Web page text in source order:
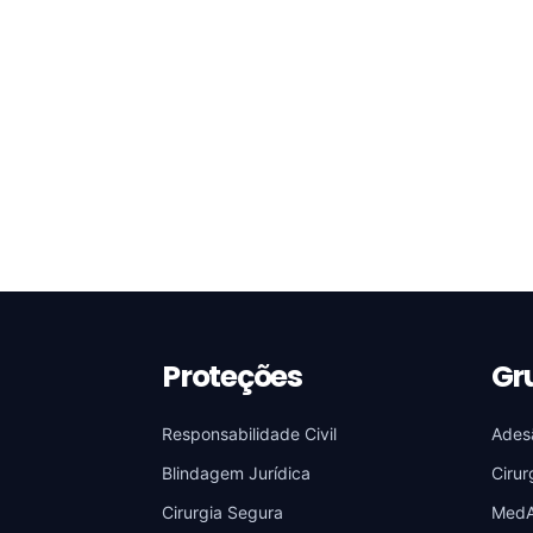
Proteções
Responsabilidade Civil
Blindagem Jurídica
Cirurgia Segura